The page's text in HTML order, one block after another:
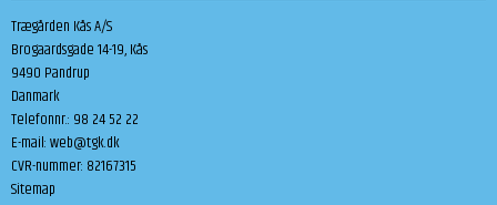
Trægården Kås A/S
Brogaardsgade 14-19, Kås
9490 Pandrup
Danmark
Telefonnr.: 98 24 52 22
E-mail:web@tgk.dk
CVR-nummer: 82167315
Sitemap